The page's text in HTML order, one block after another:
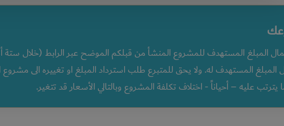
المبلغ المستهدف للمشروع المنشأ من قبلكم الموضح عبر الرابط (خلال
المستهدف له. ولا يحق للمتبرع طلب استرداد المبلغ او تغييره الى مشروع
يترتب عليه – أحياناً - اختلاف تكلفة المشروع وبالتالي الأسعار قد تتغير.